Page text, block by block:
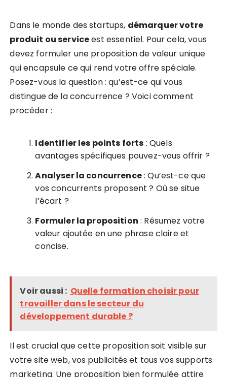
Dans le monde des startups, démarquer votre
produit ou serviceest essentiel. Pour cela, vous
devez formuler une proposition de valeur unique
qui encapsule ce qui rend votre offre spéciale.
Posez-vous la question : qu’est-ce qui vous
distingue de la concurrence ? Voici comment
procéder :
Identifier les points forts : Quels
avantages spécifiques pouvez-vous offrir ?
Analyser la concurrence: Qu’est-ce que
vos concurrents proposent ? Où se situe
l’écart ?
Formuler la proposition : Résumez votre
valeur ajoutée en une phrase claire et
concise.
Voir aussi : Quelle formation choisir pour
travailler dans le secteur du
développement durable ?
Il est crucial que cette proposition soit visible sur
votre site web, vos publicités et tous vos supports
marketing. Une proposition bien formulée attire